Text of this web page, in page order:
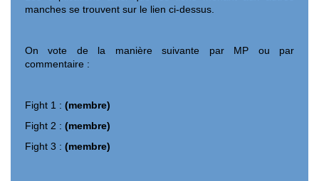
manches se trouvent sur le lien ci-dessus.
On vote de la manière suivante par MP ou par
commentaire :
Fight 1 : (membre)
Fight 2 : (membre)
Fight 3 : (membre)